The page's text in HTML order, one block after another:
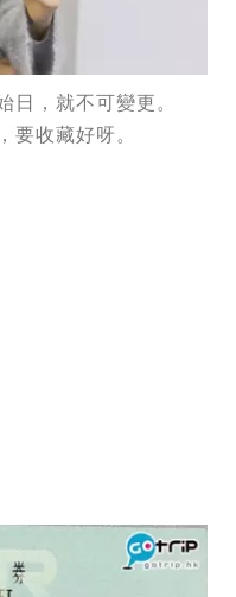
日，就不可變更。
要收藏好呀。